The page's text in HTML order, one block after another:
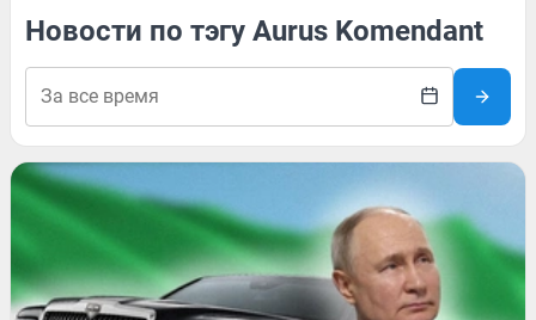
Новости по тэгу Aurus Komendant